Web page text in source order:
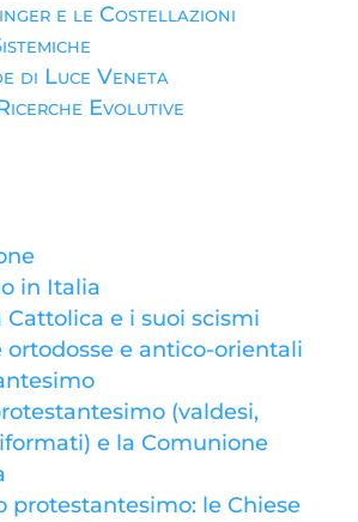
e le Costellazioni
di Luce Veneta
Evolutive
in Italia
Cattolica e i suoi scismi
ortodosse e antico-orientali
(valdesi,
e la Comunione
protestantesimo: le Chiese